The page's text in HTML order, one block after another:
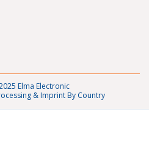
Elma Electronic
& Imprint By Country